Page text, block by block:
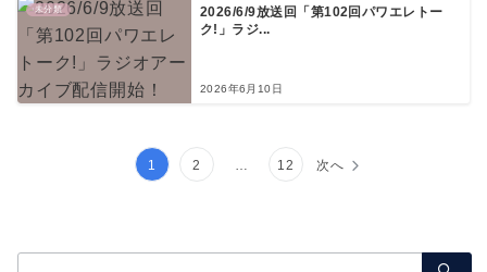
未分類
2026/6/9放送回「第102回パワエレトー
ク!」ラジ...
2026年6月10日
1 2 12 次へ